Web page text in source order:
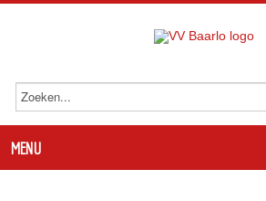
MENU